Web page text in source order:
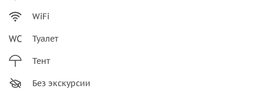
WiFi
Туалет
Тент
Без экскурсии